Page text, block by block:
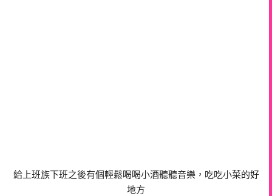
給上班族下班之後有個輕鬆喝喝小酒聽聽音樂，吃吃小菜的好
地方